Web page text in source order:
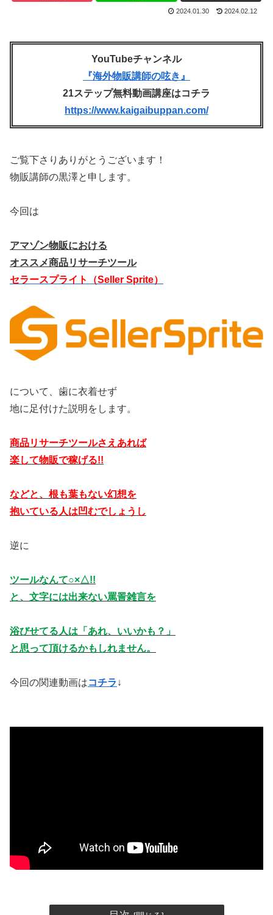
2024.01.30 2024.02.12
YouTubeチャンネル
『海外物販講師の呟き』
21ステップ無料動画講座はコチラ
https://www.kaigaibuppan.com/
ご覧下さりありがとうございます！
物販講師の黒澤と申します。
今回は
アマゾン物販における
オススメ商品リサーチツール
セラースプライト（Seller Sprite）
について、歯に衣着せず
地に足付けた説明をします。
商品リサーチツールさえあれば
楽して物販で稼げる!!
などと、根も葉もない幻想を
抱いている人は凹むでしょうし
逆に
ツールなんて○×△!!
と、文字には出来ない罵詈雑言を
浴びせてる人は「あれ、いいかも？」
と思って頂けるかもしれません。
今回の関連動画はコチラ ↓